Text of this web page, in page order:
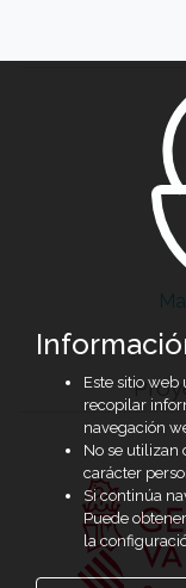
Este sitio web
recopilar
navegación
No se utilizan
carácter
Si continúa
Puede
la